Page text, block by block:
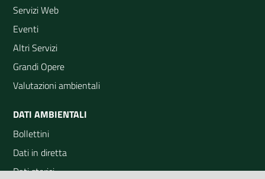
Servizi Web
Eventi
Altri Servizi
Grandi Opere
Valutazioni ambientali
DATI AMBIENTALI
Bollettini
Dati in diretta
Dati storici